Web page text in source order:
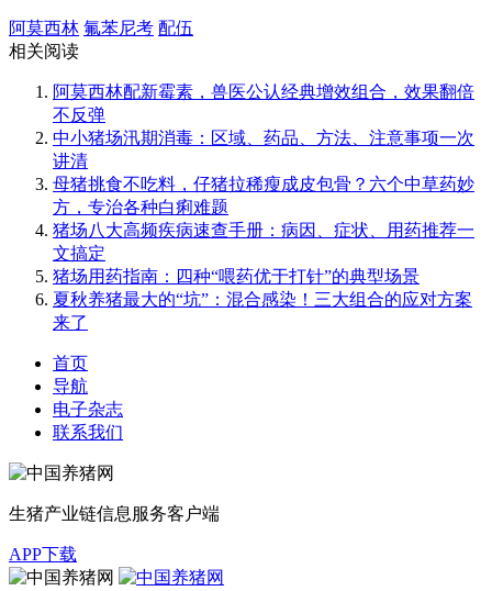
阿莫西林 氟苯尼考 配伍
相关阅读
阿莫西林配新霉素，兽医公认经典增效组合，效果翻倍
不反弹
中小猪场汛期消毒：区域、药品、方法、注意事项一次
讲清
母猪挑食不吃料，仔猪拉稀瘦成皮包骨？六个中草药妙
方，专治各种白痢难题
猪场八大高频疾病速查手册：病因、症状、用药推荐一
文搞定
猪场用药指南：四种“喂药优于打针”的典型场景
夏秋养猪最大的“坑”：混合感染！三大组合的应对方案
来了
首页
导航
电子杂志
联系我们
生猪产业链信息服务客户端
APP下载